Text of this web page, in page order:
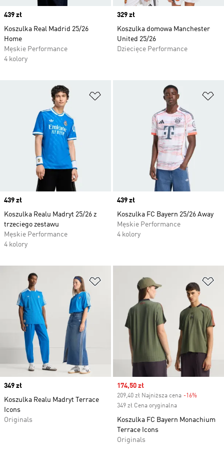
Price
439 zł
Koszulka Real Madrid 25/26
Home
Męskie Performance
4 kolory
Price
329 zł
Koszulka domowa Manchester
United 25/26
Dziecięce Performance
Dodaj do listy życzeń
Price
439 zł
Koszulka Realu Madryt 25/26 z
trzeciego zestawu
Męskie Performance
4 kolory
Price
439 zł
Koszulka FC Bayern 25/26 Away
Męskie Performance
4 kolory
Dodaj do listy życzeń
Price
349 zł
Koszulka Realu Madryt Terrace
Icons
Originals
Sale price
174,50 zł
209,40 zł Najniższa cena -16%
349 zł Cena oryginalna
Koszulka FC Bayern Monachium
Terrace Icons
Originals